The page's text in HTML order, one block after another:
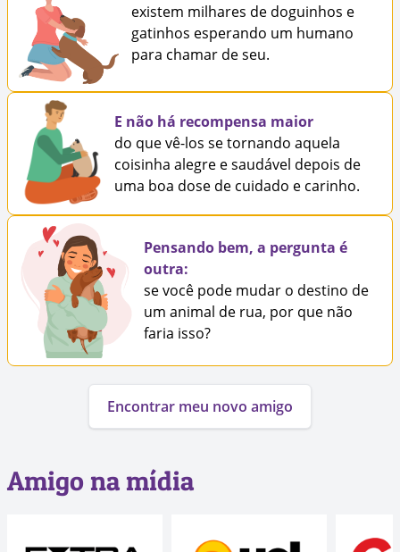
existem milhares de doguinhos e
gatinhos esperando um humano
para chamar de seu.
E não há recompensa maior
do que vê-los se tornando aquela
coisinha alegre e saudável depois de
uma boa dose de cuidado e carinho.
Pensando bem, a pergunta é
outra:
se você pode mudar o destino de
um animal de rua, por que não
faria isso?
Encontrar meu novo amigo
Amigo na mídia